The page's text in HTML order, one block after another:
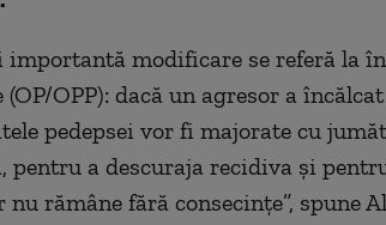
importantă modificare se referă la
OPP): dacă un agresor a
pedepsei vor fi majorate cu
pentru a descuraja recidiva și
nu rămâne fără consecințe”, spune